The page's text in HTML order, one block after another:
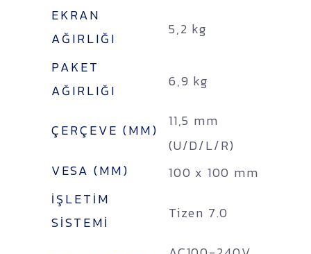
EKRAN
AĞIRLIĞI
5,2 kg
PAKET
AĞIRLIĞI
6,9 kg
ÇERÇEVE (MM)
11,5 mm
(U/D/L/R)
VESA (MM)
100 x 100 mm
İŞLETIM
SISTEMI
Tizen 7.0